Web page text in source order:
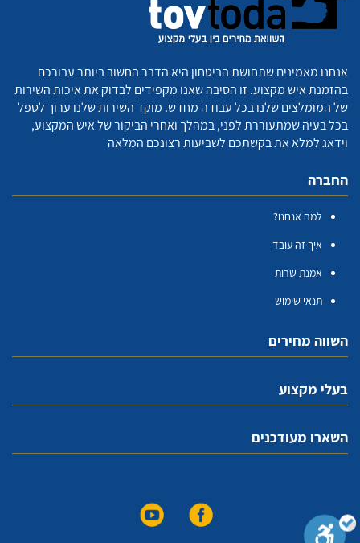
אנחנו מאמינים שתחושת הביטחון היא הדבר החשוב ביותר עבורכם
בהזמנת איש מקצוע. זו הסיבה שאנו מקפידים לבדוק את איכות השירות
של המומלצים שלנו בכל עבודה מחדש. מוקד השירות שלנו ערוך לטפל
בכל בעיה שמתעוררת לפני, במהלך ואחרי הביקור של איש המקצוע,
וידאג למלא את בקשתכם לשביעות רצונכם המלאה
החברה
למה אנחנו?
איך זה עובד
אמנת שרות
תנאי שימוש
השווה מחירים
בעלי מקצוע
השארו מעודכנים